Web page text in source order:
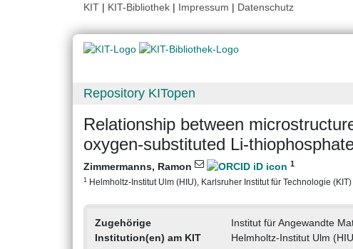
KIT | KIT-Bibliothek | Impressum | Datenschutz
Repository KITopen
Relationship between
oxygen-substituted Li-
Zimmermanns, Ramon 1
1 Helmholtz-Institut Ulm (HIU), Karlsruher Institut für Technologie (KIT)
Zugehörige
Institution(en) am KIT
Institut für Angewandte
Helmholtz-Institut Ulm